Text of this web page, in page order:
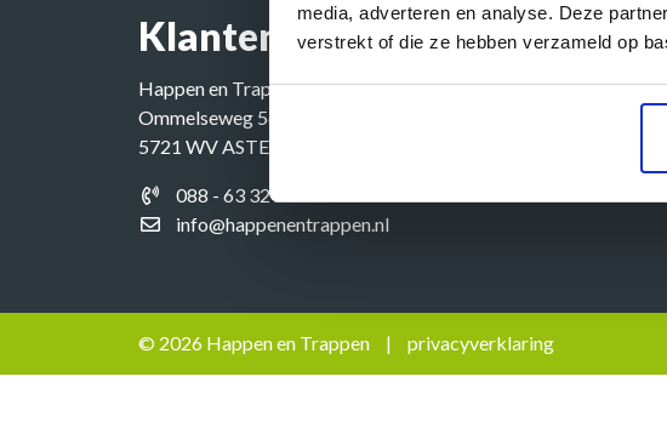
media, adverteren en analyse. Deze
verstrekt of die ze hebben verzameld op
Klantenservice
Happen en Trappen
Ommelseweg 56
5721 WV ASTEN
088 - 63 32 000
info@happenentrappen.nl
© 2026 Happen en Trappen | privacyverklaring